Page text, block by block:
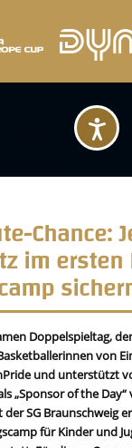
Chance:
im ersten
Doppelspieltag,
von
und unterstützt
„Sponsor of the
SG Braunschweig
für Kinder und